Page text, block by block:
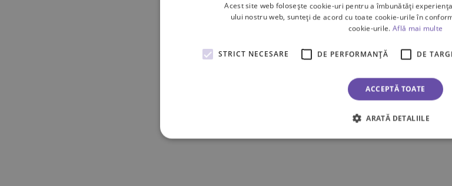
Acest site web folosește cookie-uri pentru a îmbunătăți
ului nostru web, sunteți de acord cu toate cookie-urile în
cookie-urile. Află mai multe
STRICT NECESARE DE PERFORMANȚĂ DE
ACCEPTĂ TOATE
ARATĂ DETALIILE